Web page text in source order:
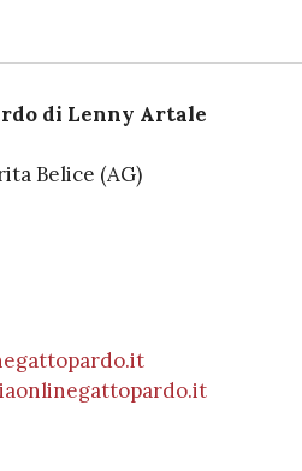
di Lenny Artale
Belice (AG)